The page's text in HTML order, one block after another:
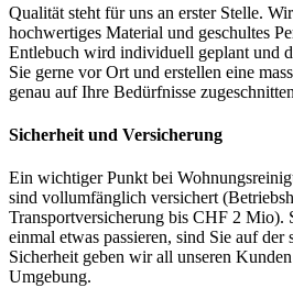
Qualität steht für uns an erster Stelle.
hochwertiges Material und geschultes
Entlebuch wird individuell geplant und
Sie gerne vor Ort und erstellen eine
genau auf Ihre Bedürfnisse
Sicherheit und Versicherung
Ein wichtiger Punkt bei
sind vollumfänglich versichert
Transportversicherung bis CHF 2 Mio).
einmal etwas passieren, sind Sie auf der
Sicherheit geben wir all unseren
Umgebung.